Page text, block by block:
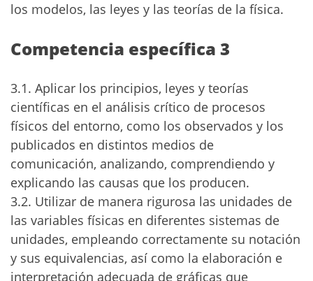
los modelos, las leyes y las teorías de la física.
Competencia específica 3
3.1. Aplicar los principios, leyes y teorías
científicas en el análisis crítico de procesos
físicos del entorno, como los observados y los
publicados en distintos medios de
comunicación, analizando, comprendiendo y
explicando las causas que los producen.
3.2. Utilizar de manera rigurosa las unidades de
las variables físicas en diferentes sistemas de
unidades, empleando correctamente su notación
y sus equivalencias, así como la elaboración e
interpretación adecuada de gráficas que